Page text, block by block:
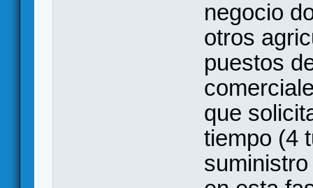
negocio
otros
puestos
que
tiempo (4